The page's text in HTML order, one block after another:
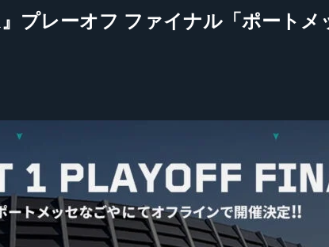
』プレーオフ ファイナル「ポート